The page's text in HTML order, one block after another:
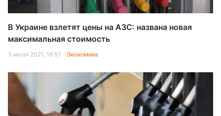
В Украине взлетят цены на АЗС: названа новая
максимальная стоимость
3 июля 2021, 16:57 Экономика